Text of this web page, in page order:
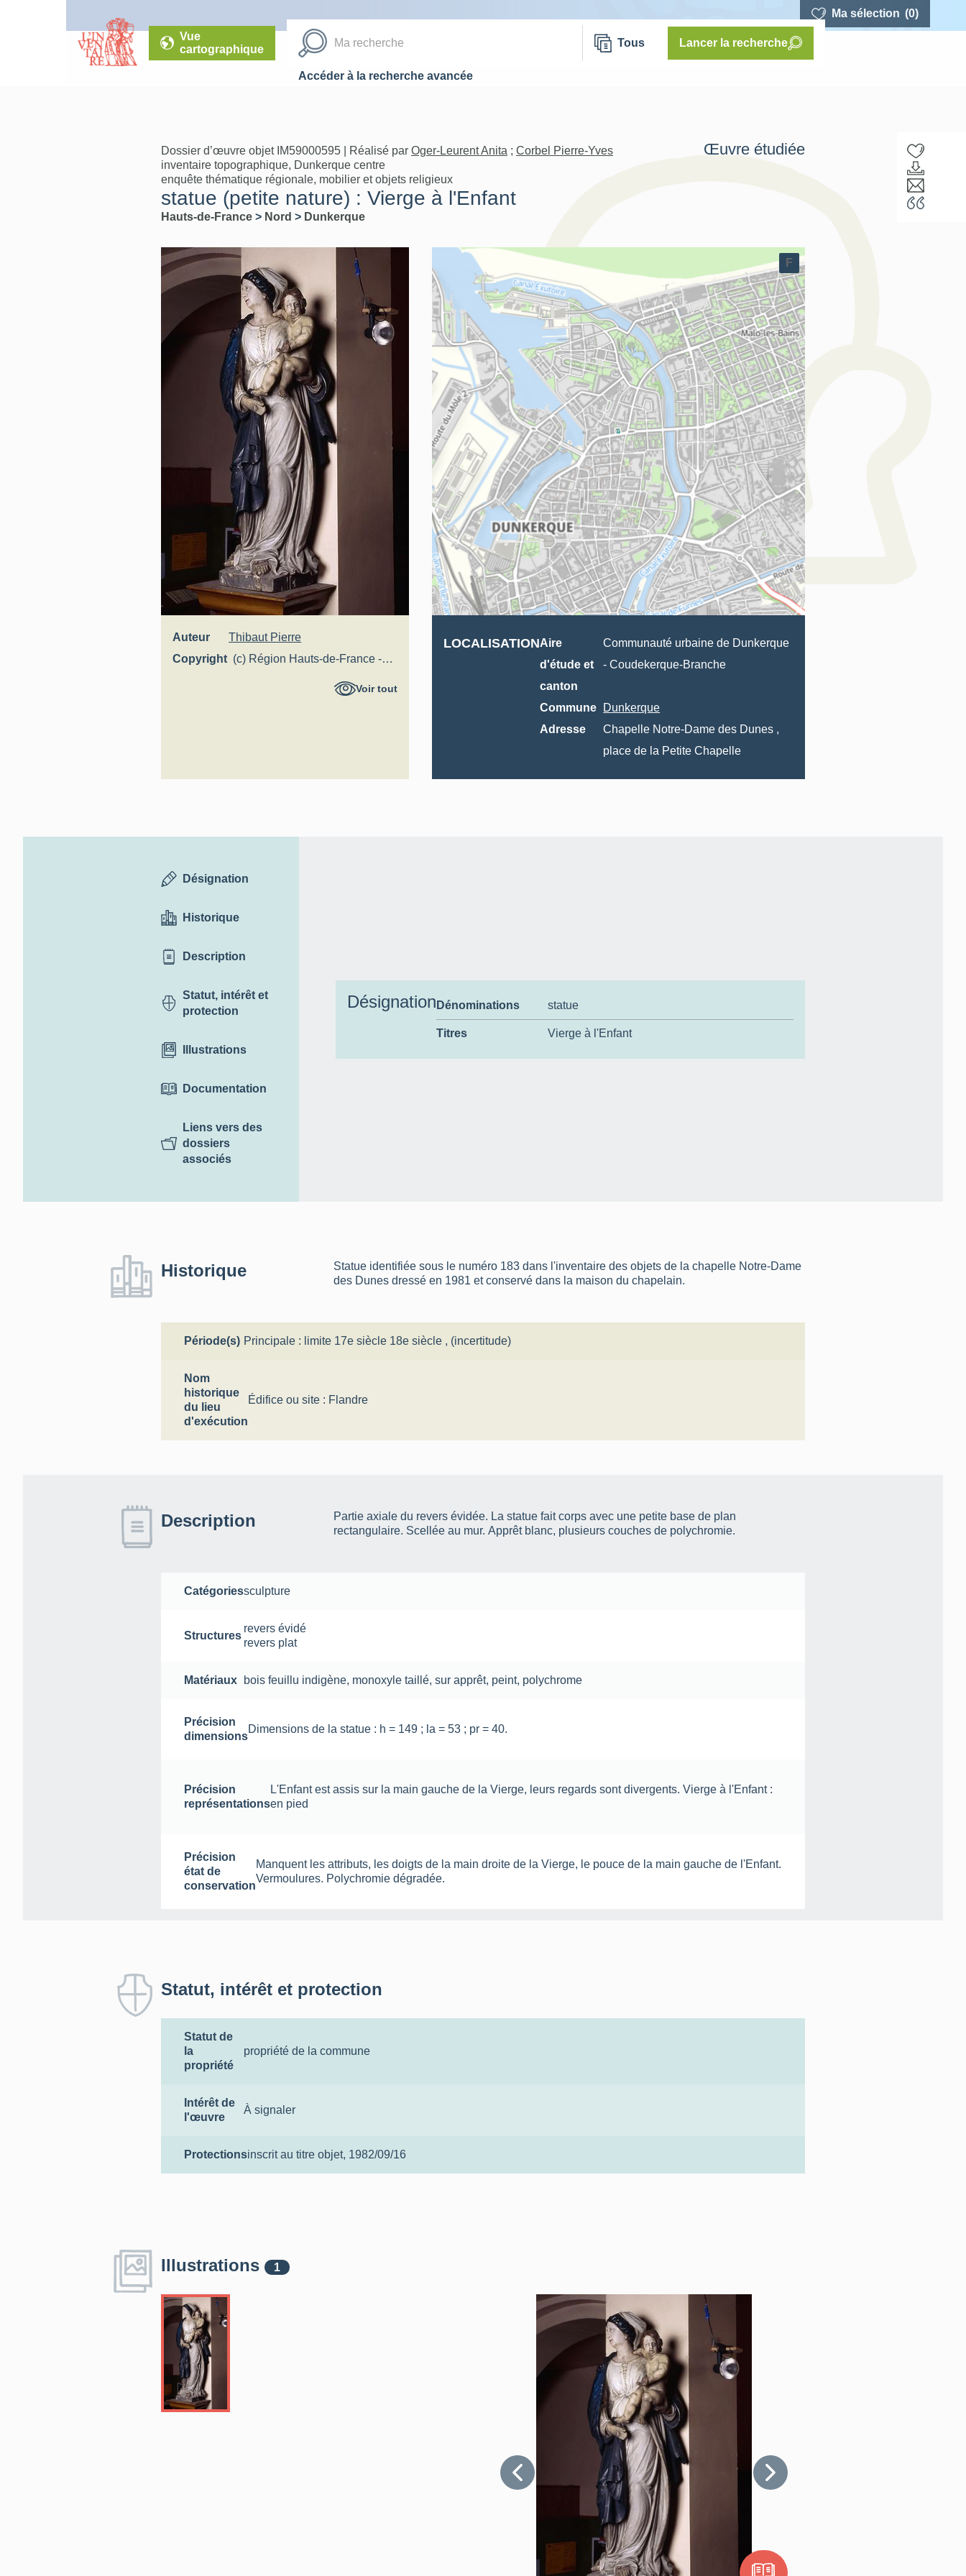
Ma sélection (0)
Vue
cartographique
Tous Lancer la recherche
Accéder à la recherche avancée
Dossier d’œuvre objet IM59000595 | Réalisé par Oger-Leurent Anita ; Corbel Pierre-Yves
inventaire topographique, Dunkerque centre
enquête thématique régionale, mobilier et objets religieux
statue (petite nature) : Vierge à l'Enfant
Hauts-de-France > Nord > Dunkerque
Œuvre étudiée
Auteur
Thibaut Pierre
Copyright (c) Région Hauts-de-France -
Voir tout
F
LOCALISATIONAire
d'étude et
canton
Communauté urbaine de Dunkerque
-Coudekerque-Branche
Commune
Dunkerque
Adresse
Chapelle Notre-Dame des Dunes ,
place de la Petite Chapelle
Désignation
Historique
Description
Statut, intérêt et
protection
Illustrations
Documentation
Liens vers des
dossiers
associés
Désignation Dénominations statue
Titres Vierge à l'Enfant
Historique
Statue identifiée sous le numéro 183 dans l'inventaire des objets de la chapelle Notre-Dame
des Dunes dressé en 1981 et conservé dans la maison du chapelain.
Période(s) Principale : limite 17e siècle 18e siècle , (incertitude)
Nom
historique
du lieu
d'exécution
Édifice ou site : Flandre
Description
Partie axiale du revers évidée. La statue fait corps avec une petite base de plan
rectangulaire. Scellée au mur. Apprêt blanc, plusieurs couches de polychromie.
Catégoriessculpture
Structures
revers évidé
revers plat
Matériaux bois feuillu indigène, monoxyle taillé,sur apprêt, peint, polychrome
Précision
dimensions
Dimensions de la statue : h = 149 ; la = 53 ; pr = 40.
Précision
représentations
L'Enfant est assis sur la main gauche de la Vierge, leurs regards sont divergents. Vierge à l'Enfant :
en pied
Précision
état de
conservation
Manquent les attributs, les doigts de la main droite de la Vierge, le pouce de la main gauche de l'Enfant.
Vermoulures. Polychromie dégradée.
Statut, intérêt et protection
Statut de
la
propriété
propriété de la commune
Intérêt de
l'œuvre
À signaler
Protectionsinscrit au titre objet, 1982/09/16
Illustrations 1